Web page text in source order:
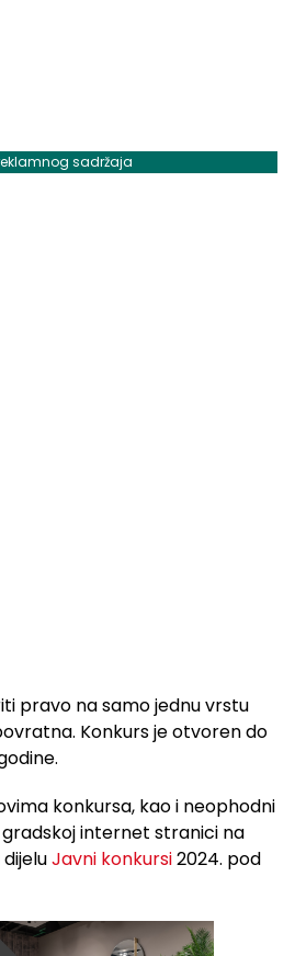
sadržaja
pravo na samo jednu vrstu
Konkurs je otvoren do
konkursa, kao i neophodni
internet stranici na
Javni konkursi2024. pod